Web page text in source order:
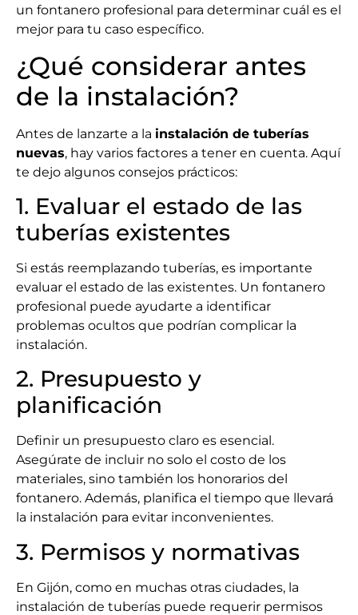
un fontanero profesional para determinar cuál es el
mejor para tu caso específico.
¿Qué considerar antes
de la instalación?
Antes de lanzarte a la instalación de tuberías
nuevas, hay varios factores a tener en cuenta. Aquí
te dejo algunos consejos prácticos:
1. Evaluar el estado de las
tuberías existentes
Si estás reemplazando tuberías, es importante
evaluar el estado de las existentes. Un fontanero
profesional puede ayudarte a identificar
problemas ocultos que podrían complicar la
instalación.
2. Presupuesto y
planificación
Definir un presupuesto claro es esencial.
Asegúrate de incluir no solo el costo de los
materiales, sino también los honorarios del
fontanero. Además, planifica el tiempo que llevará
la instalación para evitar inconvenientes.
3. Permisos y normativas
En Gijón, como en muchas otras ciudades, la
instalación de tuberías puede requerir permisos